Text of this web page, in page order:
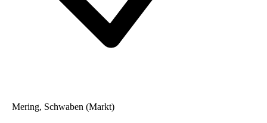
Mering, Schwaben (Markt)